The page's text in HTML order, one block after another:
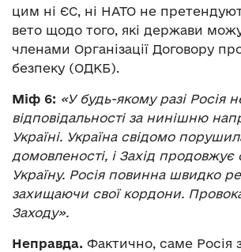
цим ні ЄС, ні НАТО не
вето щодо того, які держави
членами Організації Договору
безпеку (ОДКБ).
Міф 6: «У будь-якому разі Росія
відповідальності за нинішню
Україні. Україна свідомо
домовленості, і Захід продовжує
Україну. Росія повинна швидко
захищаючи свої кордони.
Заходу».
Неправда. Фактично, саме Росія